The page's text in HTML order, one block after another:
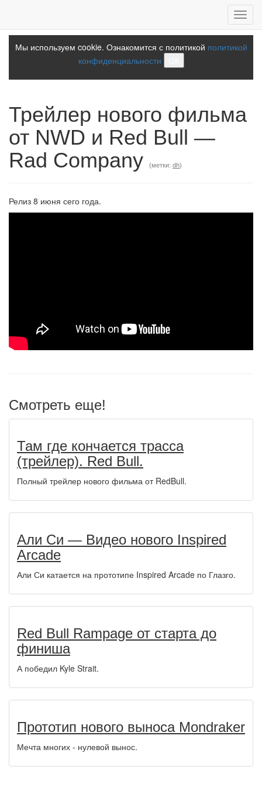
Мы используем cookie. Ознакомится с политикой политикой
конфиденциальности
Трейлер нового фильма
от NWD и Red Bull —
Rad Company
(метки: dh)
Релиз 8 июня сего года.
Смотреть еще!
Там где кончается трасса
(трейлер). Red Bull.
Полный трейлер нового фильма от RedBull.
Али Си — Видео нового Inspired
Arcade
Али Си катается на прототипе Inspired Arcade по Глазго.
Red Bull Rampage от старта до
финиша
А победил Kyle Strait.
Прототип нового выноса Mondraker
Мечта многих - нулевой вынос.